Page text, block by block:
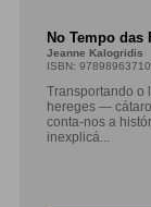
No Tempo das
Jeanne Kalogridis
ISBN:
Transportando o
hereges —
conta-nos a
inexplicá...